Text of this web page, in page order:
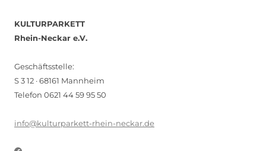
KULTURPARKETT
Rhein-Neckar e.V.
Geschäftsstelle:
S 3 12 · 68161 Mannheim
Telefon 0621 44 59 95 50
info@kulturparkett-rhein-neckar.de